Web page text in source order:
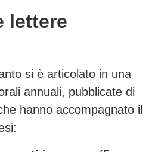
lettere
si è articolato in una
annuali, pubblicate di
hanno accompagnato il